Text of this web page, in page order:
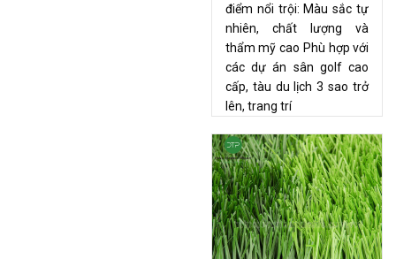
điểm nổi trội: Màu sắc tự
nhiên, chất lượng và
thẩm mỹ cao Phù hợp với
các dự án sân golf cao
cấp, tàu du lịch 3 sao trở
lên, trang trí